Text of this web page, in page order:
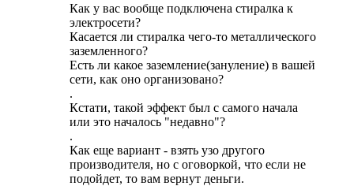
Как у вас вообще подключена стиралка к
электросети?
Касается ли стиралка чего-то металлического
заземленного?
Есть ли какое заземление(зануление) в вашей
сети, как оно организовано?
.
Кстати, такой эффект был с самого начала
или это началось "недавно"?
.
Как еще вариант - взять узо другого
производителя, но с оговоркой, что если не
подойдет, то вам вернут деньги.